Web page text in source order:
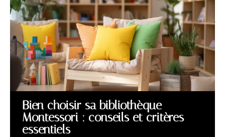
Bien choisir sa bibliothèque
Montessori : conseils et critères
essentiels